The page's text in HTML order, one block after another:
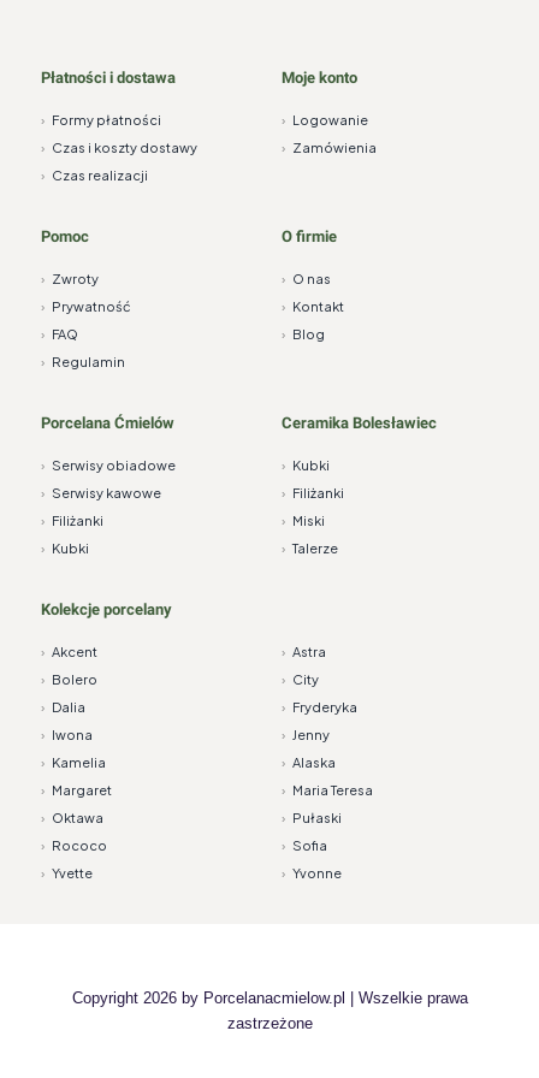
Płatności i dostawa
› Formy płatności
› Czas i koszty dostawy
› Czas realizacji
Moje konto
› Logowanie
› Zamówienia
Pomoc
› Zwroty
› Prywatność
› FAQ
› Regulamin
O firmie
› O nas
› Kontakt
› Blog
Porcelana Ćmielów
› Serwisy obiadowe
› Serwisy kawowe
› Filiżanki
› Kubki
Ceramika Bolesławiec
› Kubki
› Filiżanki
› Miski
› Talerze
Kolekcje porcelany
› Akcent › Astra
› Bolero › City
› Dalia › Fryderyka
› Iwona › Jenny
› Kamelia › Alaska
› Margaret › Maria Teresa
› Oktawa › Pułaski
› Rococo › Sofia
› Yvette › Yvonne
Copyright 2026 by Porcelanacmielow.pl
| Wszelkie prawa
zastrzeżone